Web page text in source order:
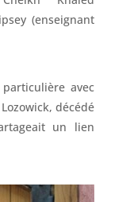
(enseignant
avec
décédé
un lien